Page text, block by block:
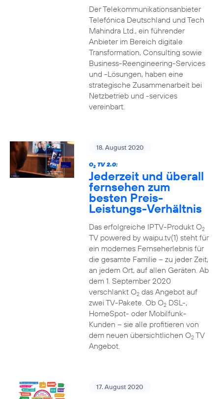
Der Telekommunikationsanbieter
Telefónica Deutschland und Tech
Mahindra Ltd., ein führender
Anbieter im Bereich digitale
Transformation, Consulting sowie
Business-Reengineering-Services
und -Lösungen, haben eine
strategische Zusammenarbeit bei
Netzbetrieb und -services
vereinbart.
18. August 2020
O2TV 2.0:
Jederzeit und überall
fernsehen zum
besten Preis-
Leistungs-Verhältnis
Das erfolgreiche IPTV-Produkt O2
TV powered by waipu.tv(1) steht für
ein modernes Fernseherlebnis für
die gesamte Familie – zu jeder Zeit,
an jedem Ort, auf allen Geräten. Ab
dem 1. September 2020
verschlankt O2das Angebot auf
zwei TV-Pakete. Ob O2DSL-,
HomeSpot- oder Mobilfunk-
Kunden – sie alle profitieren von
dem neuen übersichtlichen O2TV
Angebot.
17. August 2020